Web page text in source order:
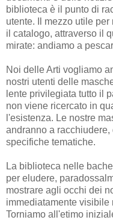
biblioteca è il punto di
utente. Il mezzo utile
il catalogo, attraverso il
mirate: andiamo a
Noi delle Arti vogliamo
nostri utenti delle
lente privilegiata tutto il
non viene ricercato in
l'esistenza. Le nostre
andranno a
specifiche tematiche.
La biblioteca nelle
per eludere,
mostrare agli occhi dei
immediatamente visibile
Torniamo all'etimo